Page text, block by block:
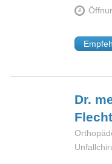
Dr.